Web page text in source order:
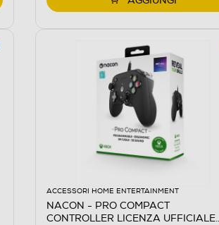
ACCESSORI HOME ENTERTAINMENT
NACON - PRO COMPACT
CONTROLLER LICENZA UFFICIALE